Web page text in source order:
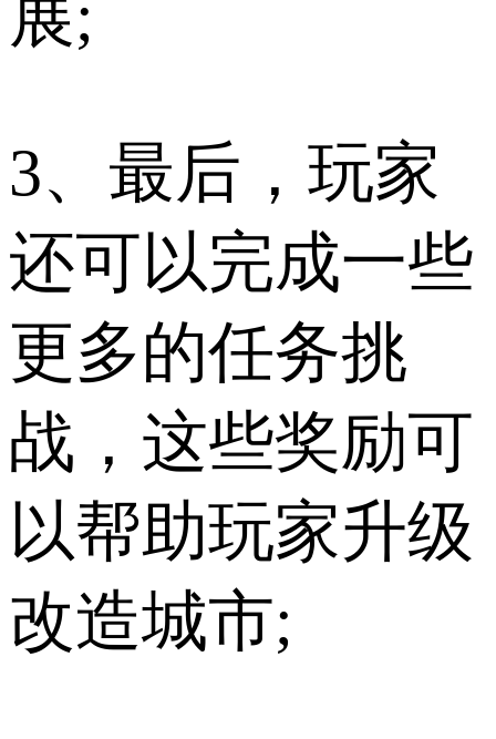
展;
3、最后，玩家
还可以完成一些
更多的任务挑
战，这些奖励可
以帮助玩家升级
改造城市;